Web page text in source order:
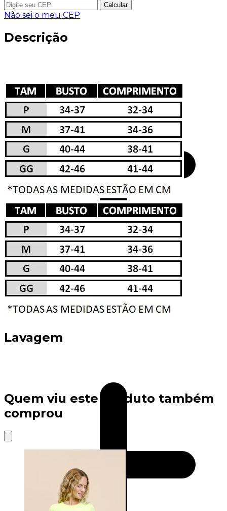
Calcular
Não sei o meu CEP
Descrição
Lavagem
Quem viu este produto também
comprou